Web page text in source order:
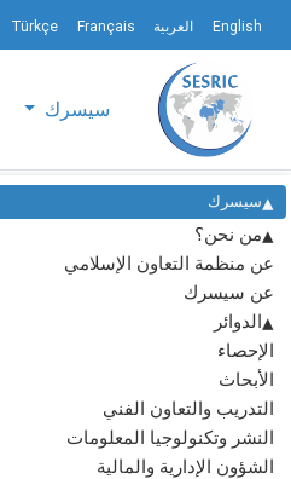
English العربية Français
Türkçe
سيسرك
سيسرك
من نحن؟
عن منظمة التعاون الإسلامي
عن سيسرك
الدوائر
الإحصاء
الأبحاث
التدريب والتعاون الفني
النشر وتكنولوجيا المعلومات
الشؤون الإدارية والمالية